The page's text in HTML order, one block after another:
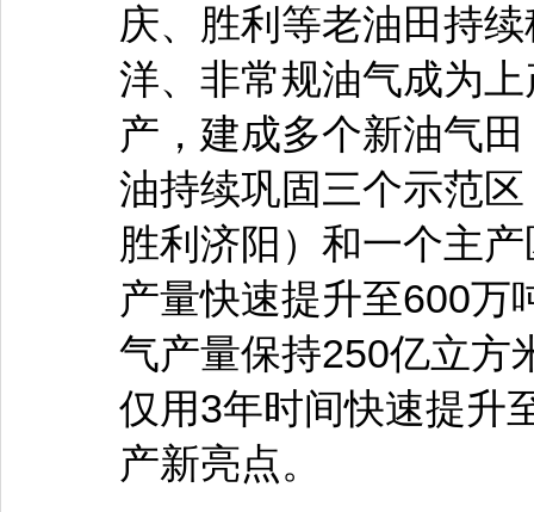
庆、胜利等老油田持
洋、非常规油气成为
产，建成多个新油气
油持续巩固三个示范
胜利济阳）和一个主
产量快速提升至600万
气产量保持250亿立方
仅用3年时间快速提升
产新亮点。